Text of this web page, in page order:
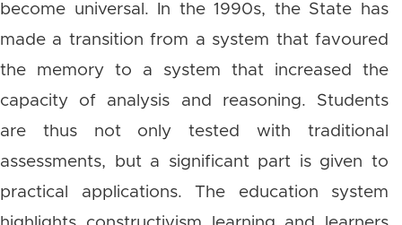
become universal. In the 1990s, the State has
made a transition from a system that favoured
the memory to a system that increased the
capacity of analysis and reasoning. Students
are thus not only tested with traditional
assessments, but a significant part is given to
practical applications. The education system